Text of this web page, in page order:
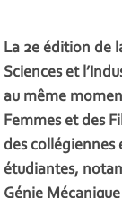
La 2e édition de
Sciences et
au même
Femmes et des
des collégiennes
étudiantes,
Génie